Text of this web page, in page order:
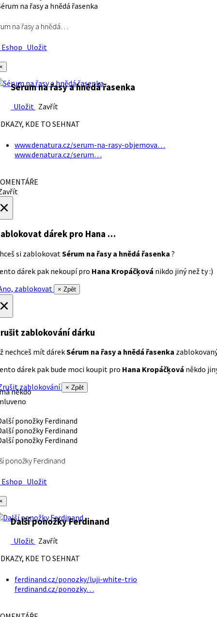
na řasy a hnědá…
Uložit
Sérum na řasy a hnědá řasenka
Uložit Zavřít
KDE TO SEHNAT
www.denatura.cz/serum-na-rasy-objemova…
www.denatura.cz/serum…
dárek pro Hana …
si zablokovatSérum na řasy a hnědá řasenka ?
dárek pak nekoupí pro Hana Kropáčķová nikdo jiný než ty :)
zablokovat
× Zpět
zablokování dárku
nechceš mít dárekSérum na řasy a hnědá řasenka
dárek pak bude moci koupit pro Hana Kropáčķová někdo
zablokování
× Zpět
někdo
ponožky Ferdinand
Uložit
Další ponožky Ferdinand
Uložit Zavřít
KDE TO SEHNAT
ferdinand.cz/ponozky/luji-white-trio
ferdinand.cz/ponozky…